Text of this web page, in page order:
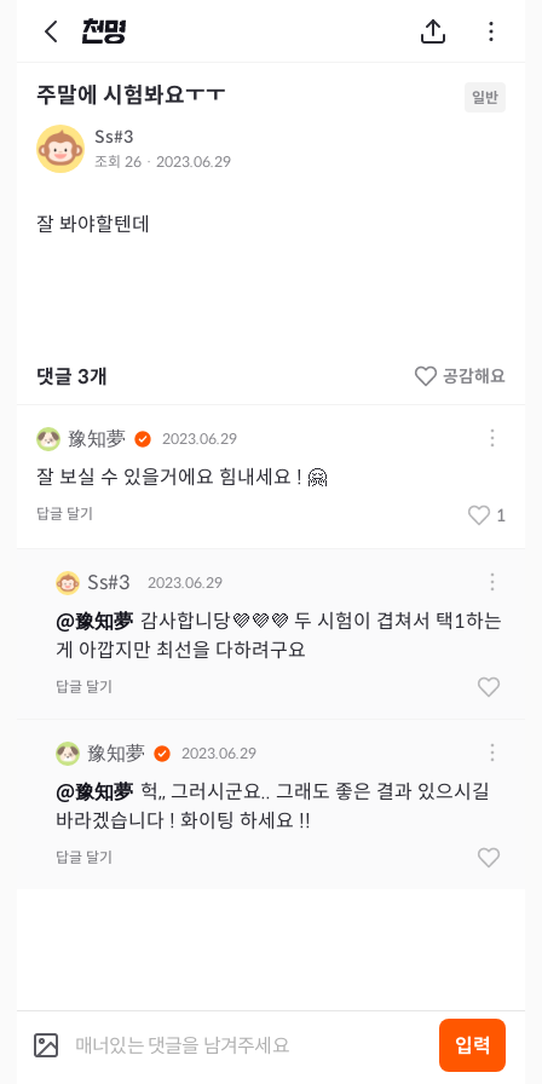
주말에 시험봐요ㅜㅜ 일반
Ss#3
조회 26 · 2023.06.29
잘 봐야할텐데
댓글 3개 공감해요
豫知夢 2023.06.29
잘 보실 수 있을거에요 힘내세요 ! 🤗
답글 달기 1
Ss#3 2023.06.29
@豫知夢 감사합니당💜💜💜 두 시험이 겹쳐서 택1하는
게 아깝지만 최선을 다하려구요
답글 달기
豫知夢 2023.06.29
@豫知夢 헉,, 그러시군요.. 그래도 좋은 결과 있으시길
바라겠습니다 ! 화이팅 하세요 !!
답글 달기
입력